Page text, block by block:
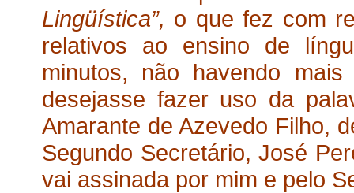
Lingüística”, o que fez com
relativos ao ensino de
minutos, não havendo
desejasse fazer uso da
Amarante de Azevedo Filho,
Segundo Secretário, José
vai assinada por mim e pelo